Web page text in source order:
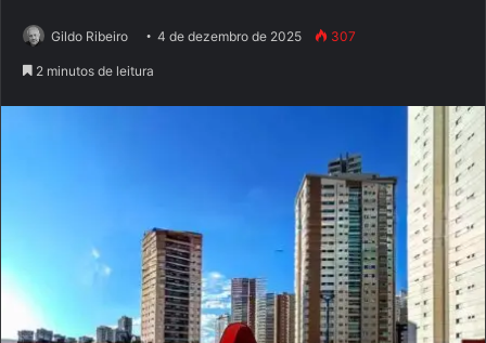
Gildo Ribeiro 4 de dezembro de 2025 307
2 minutos de leitura